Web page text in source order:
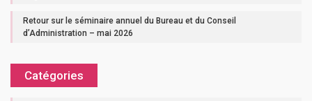
Retour sur le séminaire annuel du Bureau et du Conseil
d’Administration – mai 2026
Catégories